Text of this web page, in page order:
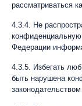
рассматриваться
4.3.4. Не
Федерации
4.3.5. Избегать
быть нарушена